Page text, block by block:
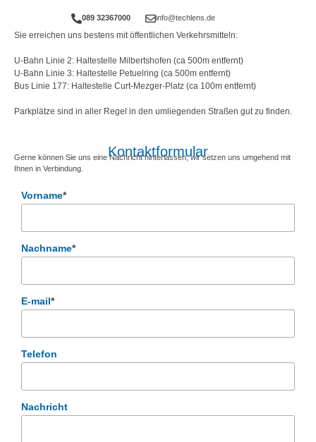
089 32367000 info@techlens.de
Sie erreichen uns bestens mit öffentlichen Verkehrsmitteln:
U-Bahn Linie 2: Haltestelle Milbertshofen (ca 500m entfernt)
U-Bahn Linie 3: Haltestelle Petuelring (ca 500m entfernt)
Bus Linie 177: Haltestelle Curt-Mezger-Platz (ca 100m entfernt)
Parkplätze sind in aller Regel in den umliegenden Straßen gut zu finden.
Kontaktformular
Gerne können Sie uns eine Nachricht hinterlassen, wir setzen uns umgehend mit
Ihnen in Verbindung.
Vorname*
Nachname*
E-mail*
Telefon
Nachricht